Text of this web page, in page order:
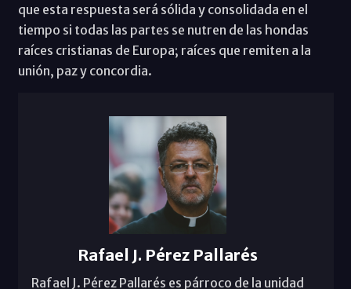
que esta respuesta será sólida y consolidada en el
tiempo si todas las partes se nutren de las hondas
raíces cristianas de Europa; raíces que remiten a la
unión, paz y concordia.
Rafael J. Pérez Pallarés
Rafael J. Pérez Pallarés es párroco de la unidad